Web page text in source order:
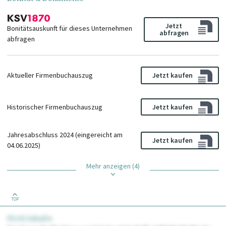
Bonitätsauskunft für dieses Unternehmen
abfragen
Jetzt
abfragen
Aktueller Firmenbuchauszug Jetzt kaufen
Historischer Firmenbuchauszug Jetzt kaufen
Jahresabschluss 2024 (eingereicht am
04.06.2025)
Jetzt kaufen
Mehr anzeigen (4)
TOP
PLUS Inhalte